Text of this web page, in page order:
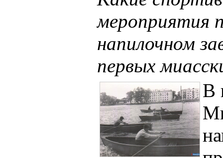
мероприятия
напилочном
первых
В